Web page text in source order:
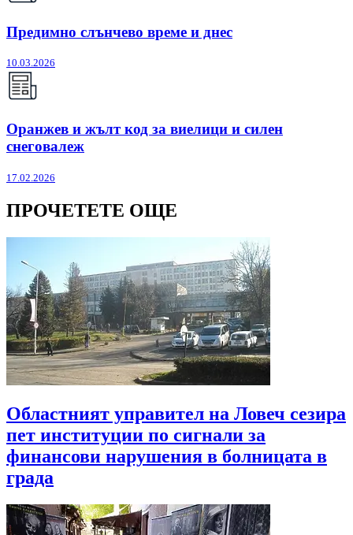
Предимно слънчево време и днес
10.03.2026
Оранжев и жълт код за виелици и силен
снеговалеж
17.02.2026
ПРОЧЕТЕТЕ ОЩЕ
Областният управител на Ловеч сезира
пет институции по сигнали за
финансови нарушения в болницата в
града